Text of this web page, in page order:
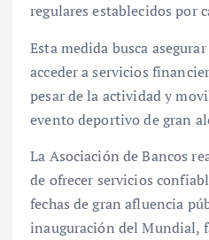
regulares establecidos por
Esta medida busca
acceder a servicios
pesar de la actividad y
evento deportivo de gran
La Asociación de Bancos
de ofrecer servicios
fechas de gran afluencia
inauguración del Mundial,